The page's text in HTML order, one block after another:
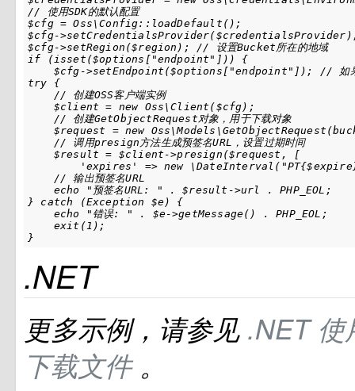
// 使用SDK的默认配置
$cfg = Oss\Config::loadDefault();
$cfg->setCredentialsProvider($credentialsProvider);
$cfg->setRegion($region); // 设置Bucket所在的地域
if (isset($options["endpoint"])) {
$cfg->setEndpoint($options["endpoint"]); // 如果
try {
    // 创建OSS客户端实例
    $client = new Oss\Client($cfg);
    // 创建GetObjectRequest对象，用于下载对象
$request = new
    // 调用presign方法生成预签名URL，设置过期时间
    $result = $client->presign($request, [
'expires' => new
    // 输出预签名URL
    echo "预签名URL: " . $result->url . PHP_EOL;
} catch (Exception $e) {
    echo "错误: " . $e->getMessage() . PHP_EOL;
    exit(1);
}
.NET
更多示例，请参见 .NET
下载文件 。